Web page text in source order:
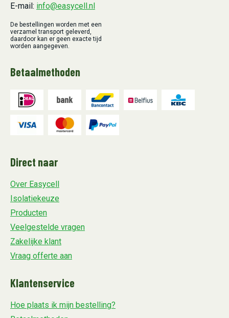
E-mail: info@easycell.nl
De bestellingen worden met een
verzamel transport geleverd,
daardoor kan er geen exacte tijd
worden aangegeven.
Betaalmethoden
Direct naar
Over Easycell
Isolatiekeuze
Producten
Veelgestelde vragen
Zakelijke klant
Vraag offerte aan
Klantenservice
Hoe plaats ik mijn bestelling?